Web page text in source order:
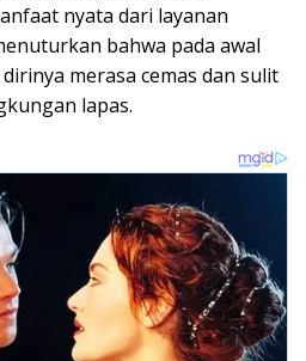
nyata dari layanan
bahwa pada awal
merasa cemas dan sulit
lapas.